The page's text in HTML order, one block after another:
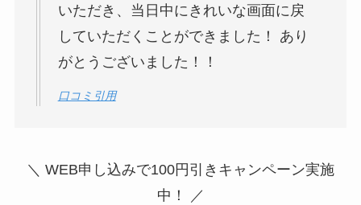
いただき、当日中にきれいな画面に戻
していただくことができました！ あり
がとうございました！！
口コミ引用
＼ WEB申し込みで100円引きキャンペーン実施
中！ ／